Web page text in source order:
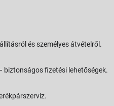
és személyes átvételről.
biztonságos fizetési lehetőségek.